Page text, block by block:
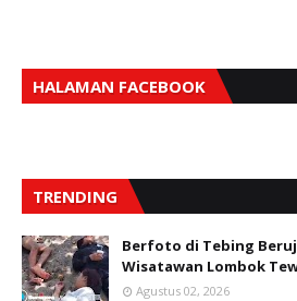
HALAMAN FACEBOOK
TRENDING
Berfoto di Tebing
Wisatawan Lombok
Agustus 02, 2026